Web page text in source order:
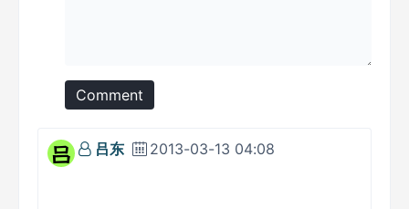
Comment
吕东 2013-03-13 04:08